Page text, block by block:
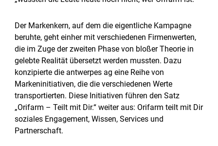
Der Markenkern, auf dem die eigentliche Kampagne
beruhte, geht einher mit verschiedenen Firmenwerten,
die im Zuge der zweiten Phase von bloßer Theorie in
gelebte Realität übersetzt werden mussten. Dazu
konzipierte die antwerpes ag eine Reihe von
Markeninitiativen, die die verschiedenen Werte
transportierten. Diese Initiativen führen den Satz
„Orifarm – Teilt mit Dir.“ weiter aus: Orifarm teilt mit Dir
soziales Engagement, Wissen, Services und
Partnerschaft.